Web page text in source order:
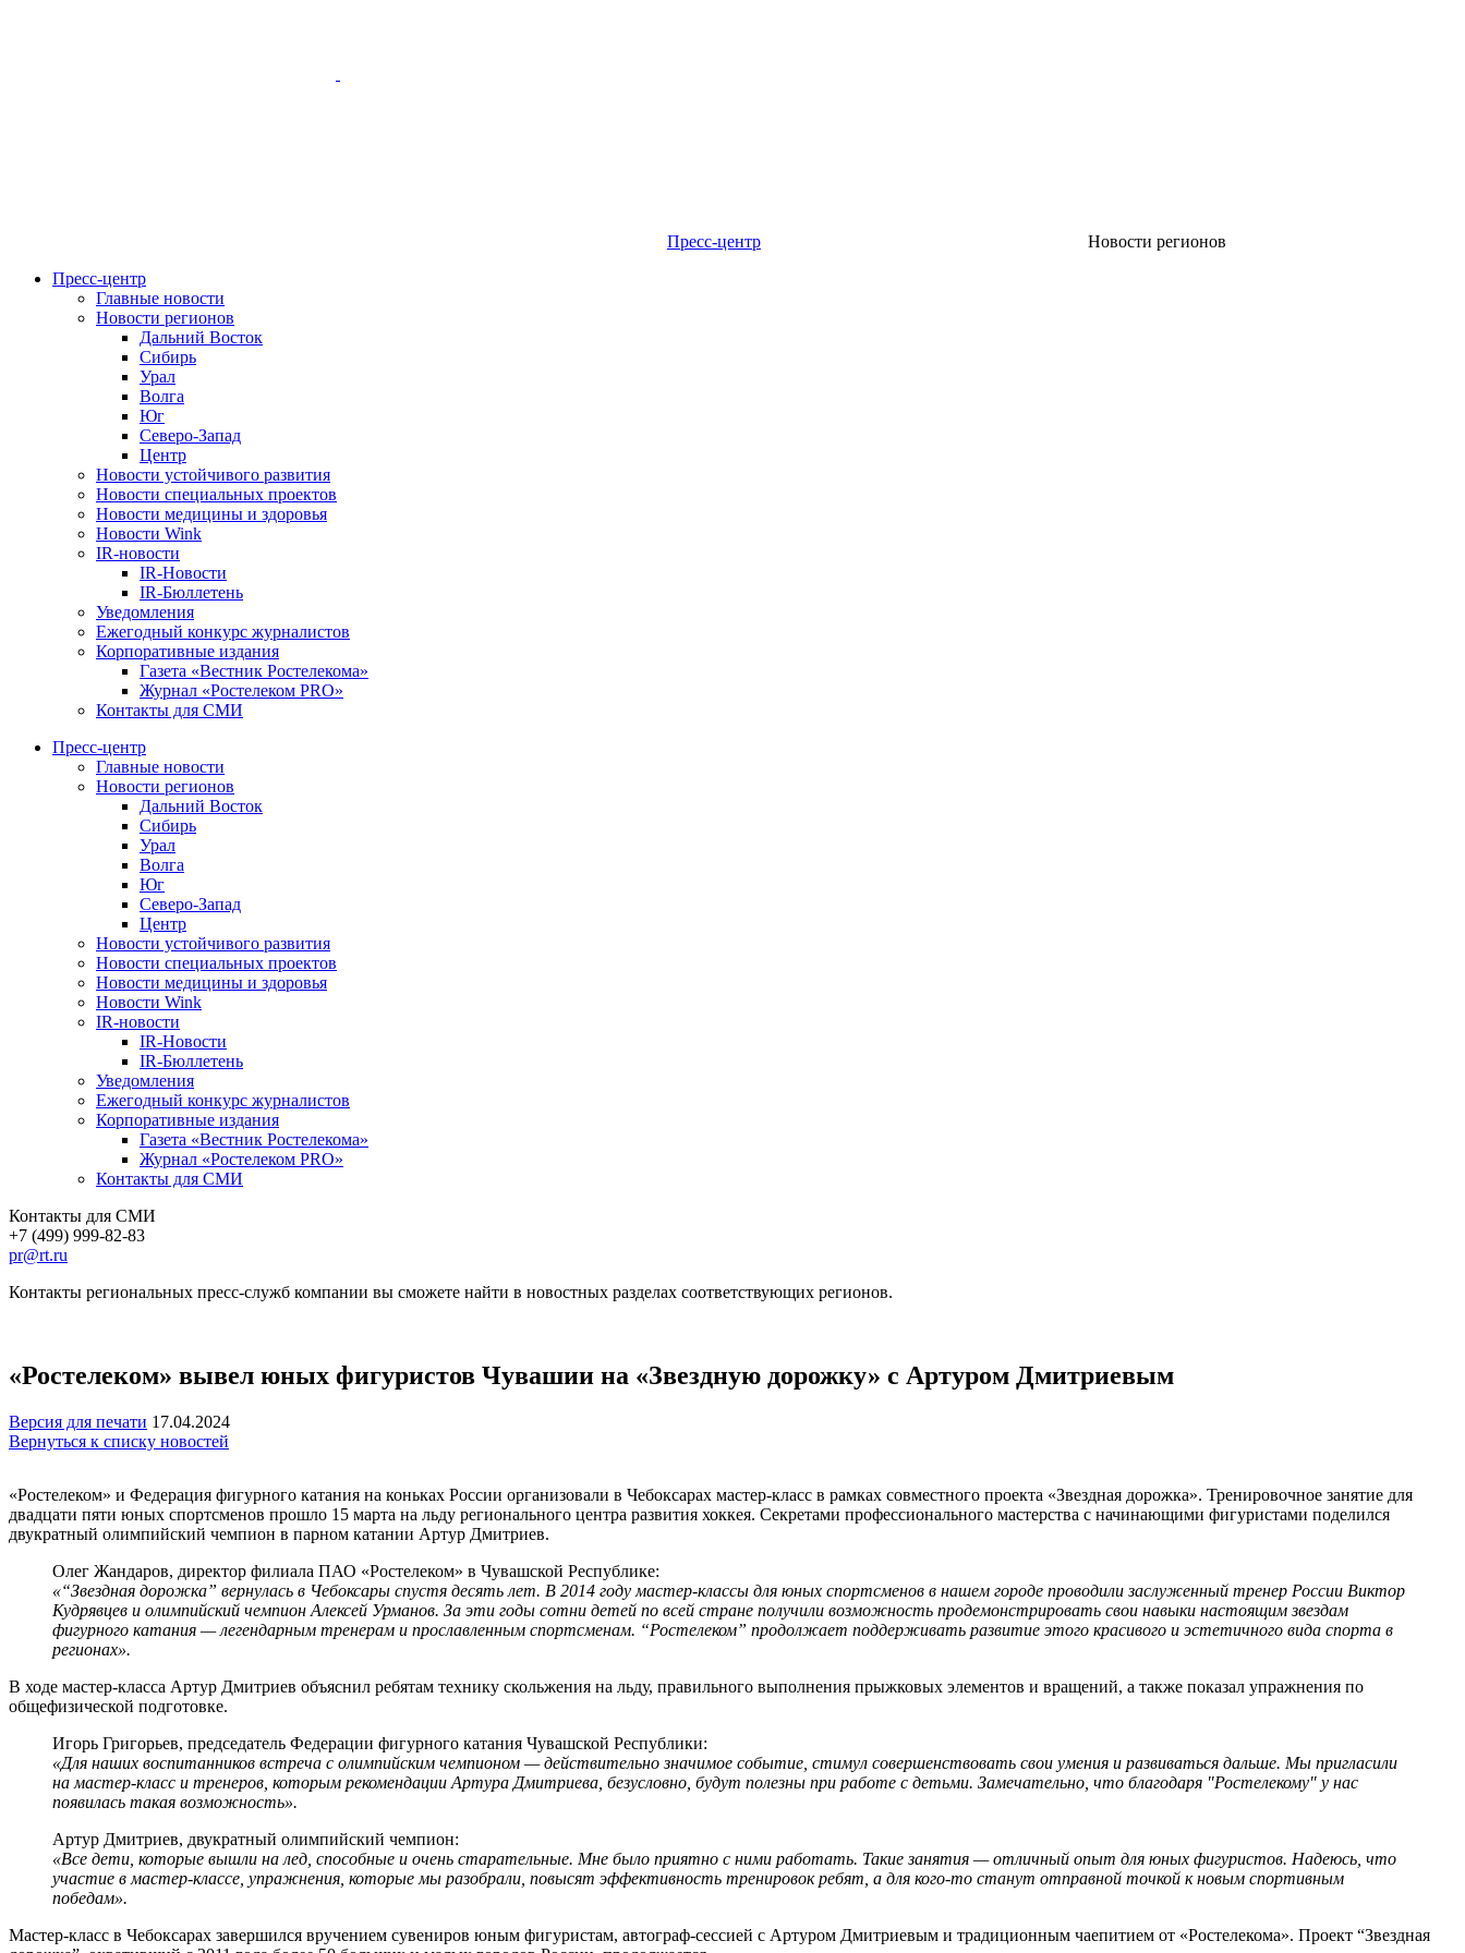
Пресс-центр
Новости регионов
Пресс-центр
Главные новости
Новости регионов
Дальний Восток
Сибирь
Урал
Волга
Юг
Северо-Запад
Центр
Новости устойчивого развития
Новости специальных проектов
Новости медицины и здоровья
Новости Wink
IR-новости
IR-Новости
IR-Бюллетень
Уведомления
Ежегодный конкурс журналистов
Корпоративные издания
Газета «Вестник Ростелекома»
Журнал «Ростелеком PRO»
Контакты для СМИ
Пресс-центр
Главные новости
Новости регионов
Дальний Восток
Сибирь
Урал
Волга
Юг
Северо-Запад
Центр
Новости устойчивого развития
Новости специальных проектов
Новости медицины и здоровья
Новости Wink
IR-новости
IR-Новости
IR-Бюллетень
Уведомления
Ежегодный конкурс журналистов
Корпоративные издания
Газета «Вестник Ростелекома»
Журнал «Ростелеком PRO»
Контакты для СМИ
Контакты для СМИ
+7 (499) 999-82-83
pr@rt.ru
Контакты региональных пресс-служб компании вы сможете найти в новостных разделах соответствующих регионов.
«Ростелеком» вывел юных фигуристов Чувашии на «Звездную дорожку» с Артуром Дмитриевым
Версия для печати 17.04.2024
Вернуться к списку новостей
«Ростелеком» и Федерация фигурного катания на коньках России организовали в Чебоксарах мастер-класс в рамках совместного проекта «Звездная дорожка». Тренировочное занятие для
двадцати пяти юных спортсменов прошло 15 марта на льду регионального центра развития хоккея. Секретами профессионального мастерства с начинающими фигуристами поделился
двукратный олимпийский чемпион в парном катании Артур Дмитриев.
Олег Жандаров, директор филиала ПАО «Ростелеком» в Чувашской Республике:
«“Звездная дорожка” вернулась в Чебоксары спустя десять лет. В 2014 году мастер-классы для юных спортсменов в нашем городе проводили заслуженный тренер России Виктор
Кудрявцев и олимпийский чемпион Алексей Урманов. За эти годы сотни детей по всей стране получили возможность продемонстрировать свои навыки настоящим звездам
фигурного катания — легендарным тренерам и прославленным спортсменам. “Ростелеком” продолжает поддерживать развитие этого красивого и эстетичного вида спорта в
регионах».
В ходе мастер-класса Артур Дмитриев объяснил ребятам технику скольжения на льду, правильного выполнения прыжковых элементов и вращений, а также показал упражнения по
общефизической подготовке.
Игорь Григорьев, председатель Федерации фигурного катания Чувашской Республики:
«Для наших воспитанников встреча с олимпийским чемпионом — действительно значимое событие, стимул совершенствовать свои умения и развиваться дальше. Мы пригласили
на мастер-класс и тренеров, которым рекомендации Артура Дмитриева, безусловно, будут полезны при работе с детьми. Замечательно, что благодаря "Ростелекому" у нас
появилась такая возможность».
Артур Дмитриев, двукратный олимпийский чемпион:
«Все дети, которые вышли на лед, способные и очень старательные. Мне было приятно с ними работать. Такие занятия — отличный опыт для юных фигуристов. Надеюсь, что
участие в мастер-классе, упражнения, которые мы разобрали, повысят эффективность тренировок ребят, а для кого-то станут отправной точкой к новым спортивным
победам».
Мастер-класс в Чебоксарах завершился вручением сувениров юным фигуристам, автограф-сессией с Артуром Дмитриевым и традиционным чаепитием от «Ростелекома». Проект “Звездная